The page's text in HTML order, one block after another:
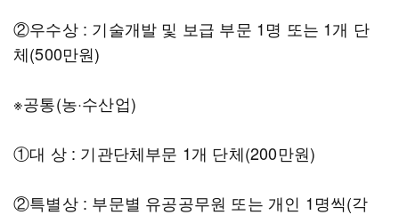
②우수상 : 기술개발 및 보급 부문 1명 또는 1개 단
체(500만원)
※공통(농·수산업)
①대 상 : 기관단체부문 1개 단체(200만원)
②특별상 : 부문별 유공공무원 또는 개인 1명씩(각